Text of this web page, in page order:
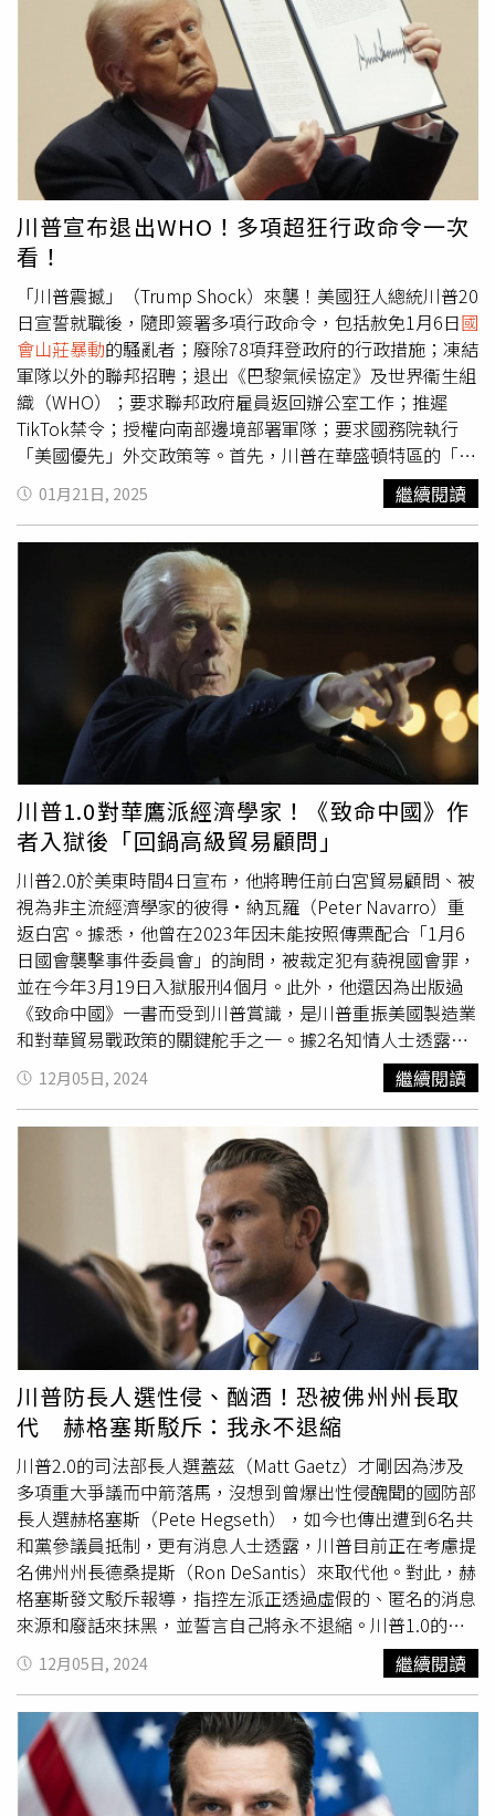
後，也發現「犯罪組織」為維持波索納洛的總統權力，而
「協調行動」的證據。2024年11月解封的884頁調查報告更
顯示：「波索納洛策劃、參與並直接且實質知悉該犯罪組
織，旨在發動政變、摧毀民主法治的行動。」巴西總檢察長
戈內特（Paulo Gonet）在2月公布的報告中進一步指控，
波索納洛不僅知情，更領導了其所謂試圖推翻魯拉的行動。
師。例如，曾對川普發動民事詐欺訴訟並在2024年判決中
成功求償數億美元的紐約州檢察總長詹姆斯（Letitia
James），以及對「封口費案」提出起訴並獲得定罪的曼哈
頓地區檢察官布拉格（Alvin Bragg）也在其中。法律圈中的
批評者亦遭波及。曾領導多起針對川普政府法律訴訟的艾森
（Norm Eisen），與於川普第一任期期間調查其政權、並
在媒體公開評論封口費案件的前聯邦檢察官魏斯曼
（Andrew Weissmann）同樣失去安全許可。名單中也包含
曾參與彈劾川普程序的重要人物，像是2019年彈劾案中出
庭作證的國家安全官員希爾（Fiona Hill）與溫德曼
（Alexander Vindman），以及2021年 國會山莊暴動調查中
唯一支持彈劾川普的共和黨眾議員錢尼（Liz Cheney）與金
辛格（Adam Kinzinger）。川普的命令同樣波及拜登的主要
幕僚，包括國務卿布林肯（Antony Blinken）、國家安全顧
問蘇利文（Jake Sullivan）以及副司法部長摩納哥（Lisa
Monaco）。針對這項決定，部分被點名人士在社群媒體上
表達不以為意。溫德曼於社群網站X上表示，他對川普撤銷
一個已閒置五年的安全許可「毫不在意」。艾森則以戲謔方
式回應，稱自己已被宣布撤銷許可三次「是不是還會發還再
撤一次？」律師扎伊德（Mark Zaid）也表示，儘管有報導
指出他的安全許可遭撤，但他至今尚未收到任何正式通知，
並以「說三次就發生魔法」來形容川普的反覆行為。而川普
這個行為，也被外界解讀為對拜登政府2021年撤銷其情報
簡報權限的報復。當時拜登政府以川普「行為反覆無常」為
由，取消其獲取國安簡報的權限。關於安全許可的實際效
力，多數專家表示，其在前官員離任後本就少有實際作用，
多為象徵性保留。因此，此次川普的大規模撤銷多被視為政
治動作，實際上許多名單中的人早已多年未持有有效安全許
可，對其行動與資訊存取的限制也非常有限。
川普宣布退出WHO！多項超狂行政命令一次
看！
「川普震撼」（Trump Shock）來襲！美國狂人總統川普20
日宣誓就職後，隨即簽署多項行政命令，包括赦免1月6日國
會山莊暴動的騷亂者；廢除78項拜登政府的行政措施；凍結
軍隊以外的聯邦招聘；退出《巴黎氣候協定》及世界衞生組
織（WHO）；要求聯邦政府雇員返回辦公室工作；推遲
TikTok禁令；授權向南部邊境部署軍隊；要求國務院執行
「美國優先」外交政策等。首先，川普在華盛頓特區的「第
一資本體育館」（Capital One Arena）簽署了一系列行政命
令，包括廢除拜登時代的78項行政命令；凍結軍事招聘以外
的所有聯邦招聘，包括國稅局；再度退出《巴黎氣候條
約》；向各部門和機構發出指示，要求其解決不斷上升的生
活成本；停止執法部門和政府的武器化，川普表示，該命令
將要求保存與「政治迫害」有關的所有記錄。川普還在國務
院簽署了1項實施「美國優先外交政策」的行政命令。該行
政命令要求國務卿發布指導意見，「使國務院的政策、計
劃、人員和運作符合美國優先的外交政策，即把美國及其利
益放在第一位」，內文寫道：「從今天起，美國的外交政策
將捍衛美國的核心利益，並始終將美國及美國公民放在首
位。」此外，川普更宣布美墨邊境進入「國家緊急狀態」，
並簽署行政命令授權向南部邊境部署軍隊。該命令指示11個
聯合作戰司令部之一的「美國北方司令部」
（NORTHCOM）向邊境部署部隊，以擊退「各種形式的入
侵，包括非法大規模移民、毒品販運、人口走私以及其他犯
罪活動」。該命令指示川普必須在10天內收到NORTHCOM
修訂後的任務計劃，並表示國防部長必須在30天內收到規劃
要求或詳細計劃。與此同時，參議院已批准了1項移民拘留
法案，預估將成為川普2.0的首個法案。川普甚至簽署行政
命令撤銷了50名前官員的安全許可，因為這些官員曾連署公
開信，聲稱拜登兒子亨特·拜登的筆電醜聞是虛假的。這50
名官員包括前國家情報總監克拉珀（James Clapper）、前
中央情報局長海登（Michael Hayden）、前國防部長潘內
達（Leon Panetta）、前中央情報局長布倫南（John
Brennan），以及川普1.0的國家安全顧問、新保守主義者
波頓（John Bolton）。川普在踏入橢圓形辦公室後也簽署
了一系列行政命令，包括全面赦免1月6日
國會山莊暴動
的
1500名騷亂者，其中已被判處監禁的6人將獲得減刑；破天
荒地宣布美國將在12個月內正式退出WHO，並停止所有資
金支持；將墨西哥販毒集團指定為外國恐怖組織；確保績效
是聯邦政府招募的唯一理由，「我們的國家將再次以功績為
基礎」，並在隨後宣布啟用特斯拉執行長馬斯克（Elon
Musk）所共同領導的政府效率部（DOGE）。另一方面，
川普已宣布國家進入能源緊急狀態，他的團隊表示，這將釋
放額外的權力來啟動及促進能源生產，然而目前尚不清楚該
命令賦予了哪些權力。川普還放話，他可能從2月1日開始對
加拿大和墨西哥的進口商品徵收25%關稅，不過他尚未透露
對中國徵收關稅的具體日期。針對TikTok禁令，川普簽署行
政命令，指示司法部長將原定於19日開始的禁令，推遲執行
75天。他還表示，希望美國獲得該應用程式50%的所有
權，且不能保證TikTok能在75天後存活，此外他有權決定後
續是否強制出售或禁止TikTok。
01月21日, 2025 繼續閱讀
川普1.0對華鷹派經濟學家！《致命中國》作
者入獄後「回鍋高級貿易顧問」
川普2.0於美東時間4日宣布，他將聘任前白宮貿易顧問、被
視為非主流經濟學家的彼得·納瓦羅（Peter Navarro）重
返白宮。據悉，他曾在2023年因未能按照傳票配合「1月6
日國會襲擊事件委員會」的詢問，被裁定犯有藐視國會罪，
並在今年3月19日入獄服刑4個月。此外，他還因為出版過
《致命中國》一書而受到川普賞識，是川普重振美國製造業
和對華貿易戰政策的關鍵舵手之一。據2名知情人士透露，
納瓦羅本週訪問了川普位於佛州的海湖莊園，尋求在新政府
中任職。在與川普團隊的談話中，納瓦羅表達了領導國家經
濟委員會的願望，該委員會制定和執行總統經濟綱領的主要
職位。納瓦羅的第2個選擇，則是管理總統人事辦公室
（Office of Presidential Personnel），該辦公室負責招
募、審查和提名候選人，為數千個聯邦政府職位服務。報導
稱，在川普的上一個任期裡，納瓦羅被視為「美國優先」隊
伍中最鷹派的人，他強烈要求降低美國貿易逆差，且經常批
評德國和中國進行貨幣操控，同時還主張擴大美國製造業規
模、建立高關稅、全球供應鏈回流，並強烈反對北美自由貿
易協定和跨太平洋夥伴關係協定，可說是川普1.0經濟民粹
主義及貿易保護主義政策的堅定支持者之一。納瓦羅經常發
現自己與川普更主流的助手意見相左。用納瓦羅的話來說，
這些主流經濟學家是「WTO體系、全球化、多邊自由貿易
的支持者」，雖然這些助手經常試圖繞過納瓦羅來推進他們
的目標，但川普在談判桌上為這位忠誠的顧問保留了一席之
地，還親切地稱他為「我的彼得」。據悉，川普對納瓦羅的
賞識源自《致命中國》一書，川普曾如此評價此書：「《致
命中國》一針見血。它用事實、數字和洞察力描述了我們和
中國的問題。」2019年，納瓦羅還在接受福斯新聞採訪時
提到中國的「7宗罪」，即7大致命結構性犯罪，包括：國家
組織網絡駭客入侵，智慧財產權剽竊，強制技術轉讓，國家
補貼造成不公平競爭，惡意傾銷，貨幣操縱，大量非法芬太
尼輸入。不過，納瓦羅也是首位因「
國會山莊暴動」入獄的
川普1.0時期官員，他因拒絕就「國會山莊暴動」調查案出
庭作證，以及拒絕向民主黨領導的眾議院調查委員會移交相
關文件，於2023年9月被裁定2項藐視國會罪名成立，成為
繼川普1.0的白宮首席戰略師班農（Steve Bannon）後，第
2名被定罪的前川普顧問。2024年1月，他被華盛頓聯邦地
12月05日, 2024 繼續閱讀
川普防長人選性侵、酗酒！恐被佛州州長取
代 赫格塞斯駁斥：我永不退縮
川普2.0的司法部長人選蓋茲（Matt Gaetz）才剛因為涉及
多項重大爭議而中箭落馬，沒想到曾爆出性侵醜聞的國防部
長人選赫格塞斯（Pete Hegseth），如今也傳出遭到6名共
和黨參議員抵制，更有消息人士透露，川普目前正在考慮提
名佛州州長德桑提斯（Ron DeSantis）來取代他。對此，赫
格塞斯發文駁斥報導，指控左派正透過虛假的、匿名的消息
來源和廢話來抹黑，並誓言自己將永不退縮。川普1.0的防
長馬提斯（Jim Mattis）曾反對川普將美軍撤出敘利亞，還
在卸任後批評對方分裂國家。因此川普2.0避免任用五角大
廈體系培育出來的資深將領，而是欽點在軍中名不見經傳的
《福斯新聞》主持人、陸軍國民兵退伍軍人赫格塞斯（Pete
Hegseth）擔任防長。曾爆出性侵醜聞的他，除了將
莊暴動的參與人士形容為「愛國者」，還對美軍內部的「覺
醒政策」表達輕蔑之意，更在今年剛出版的新書中寫道：
12月05日, 2024 繼續閱讀